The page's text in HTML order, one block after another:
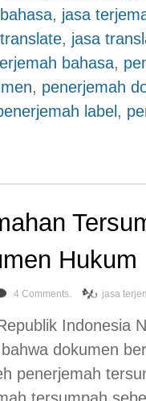
, jasa
, jasa
bahasa,
, penerjemah
label ,
Hukum
4 Comments. jasa
Indonesia
dokumen
penerjemah